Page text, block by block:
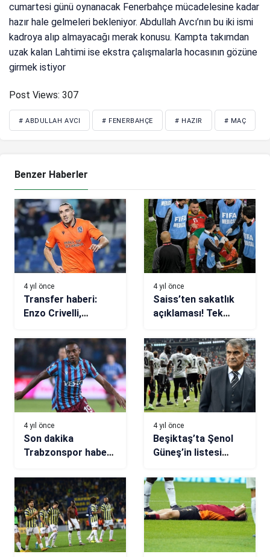
cumartesi günü oynanacak Fenerbahçe mücadelesine kadar
hazır hale gelmeleri bekleniyor. Abdullah Avcı’nın bu iki ismi
kadroya alıp almayacağı merak konusu. Kampta takımdan
uzak kalan Lahtimi ise ekstra çalışmalarla hocasının gözüne
girmek istiyor
Post Views: 307
# ABDULLAH AVCI # FENERBAHÇE # HAZIR # MAÇ
Benzer Haberler
4 yıl önce
Transfer haberi:
Enzo Crivelli,
gidiyor
4 yıl önce
Saiss’ten sakatlık
açıklaması! Tek
4 yıl önce
Son dakika
Trabzonspor haberi!
4 yıl önce
Beşiktaş’ta Şenol
Güneş’in listesi